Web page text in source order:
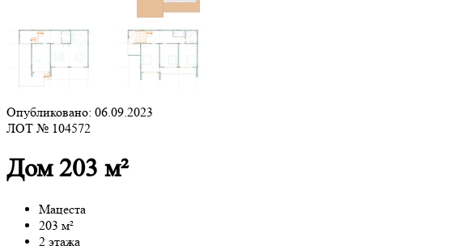
Опубликовано: 06.09.2023
ЛОТ № 104572
Дом 203 м²
Мацеста
203 м²
2 этажа